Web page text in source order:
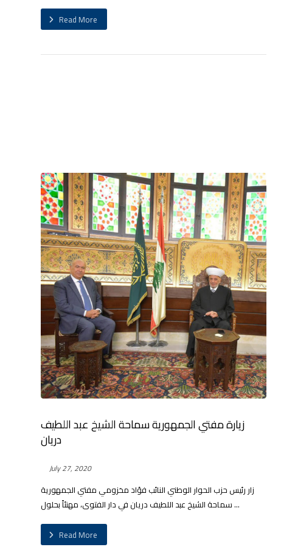
Read More
زيارة مفتي الجمهورية سماحة الشيخ عبد اللطيف
دريان
July 27, 2020
زار رئيس حزب الحوار الوطني النائب فؤاد مخزومي مفتي الجمهورية
سماحة الشيخ عبد اللطيف دريان في دار الفتوى، مهنئاً بحلول ...
Read More